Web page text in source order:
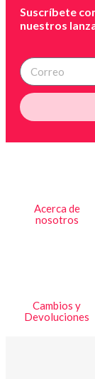
Suscríbete
nuestros
Acerca de
nosotros
Cambios y
Devoluciones